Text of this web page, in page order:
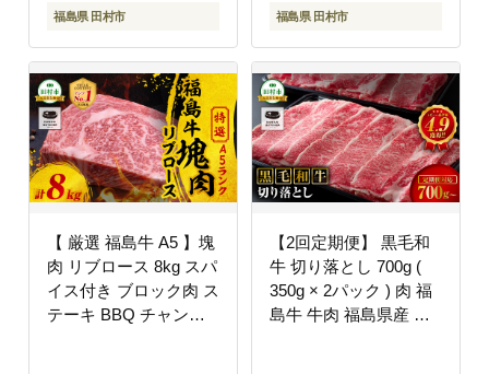
ルメ イチオシ 福島県
村市 たむら 川合精肉店
N009-004
福島県 田村市
ング おすすめ グルメ
ふくしま 田村 田村市
たむら 川合精肉店
N009-005
福島県 田村市
【 厳選 福島牛 A5 】塊
肉 リブロース 8kg スパ
イス付き ブロック肉 ス
テーキ BBQ チャンピ
【2回定期便】 黒毛和
牛 切り落とし 700g (
350g × 2パック ) 肉 福
島牛 牛肉 福島県産 田